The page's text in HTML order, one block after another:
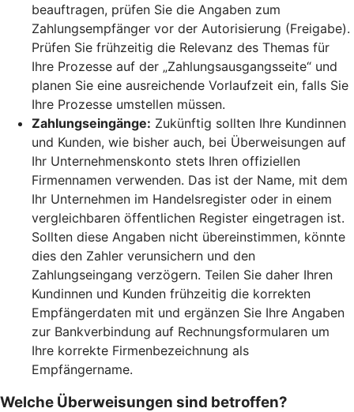
beauftragen, prüfen Sie die Angaben zum
Zahlungsempfänger vor der Autorisierung (Freigabe).
Prüfen Sie frühzeitig die Relevanz des Themas für
Ihre Prozesse auf der „Zahlungsausgangsseite“ und
planen Sie eine ausreichende Vorlaufzeit ein, falls Sie
Ihre Prozesse umstellen müssen.
Zahlungseingänge: Zukünftig sollten Ihre Kundinnen
und Kunden, wie bisher auch, bei Überweisungen auf
Ihr Unternehmenskonto stets Ihren offiziellen
Firmennamen verwenden. Das ist der Name, mit dem
Ihr Unternehmen im Handelsregister oder in einem
vergleichbaren öffentlichen Register eingetragen ist.
Sollten diese Angaben nicht übereinstimmen, könnte
dies den Zahler verunsichern und den
Zahlungseingang verzögern. Teilen Sie daher Ihren
Kundinnen und Kunden frühzeitig die korrekten
Empfängerdaten mit und ergänzen Sie Ihre Angaben
zur Bankverbindung auf Rechnungsformularen um
Ihre korrekte Firmenbezeichnung als
Empfängername.
Welche Überweisungen sind betroffen?